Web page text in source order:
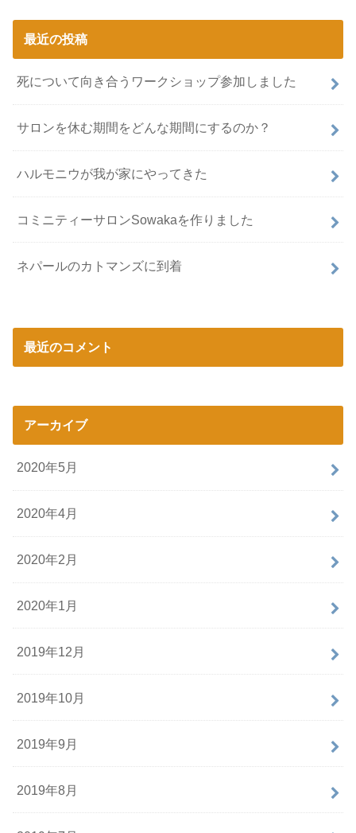
最近の投稿
死について向き合うワークショップ参加しました
サロンを休む期間をどんな期間にするのか？
ハルモニウが我が家にやってきた
コミニティーサロンSowakaを作りました
ネパールのカトマンズに到着
最近のコメント
アーカイブ
2020年5月
2020年4月
2020年2月
2020年1月
2019年12月
2019年10月
2019年9月
2019年8月